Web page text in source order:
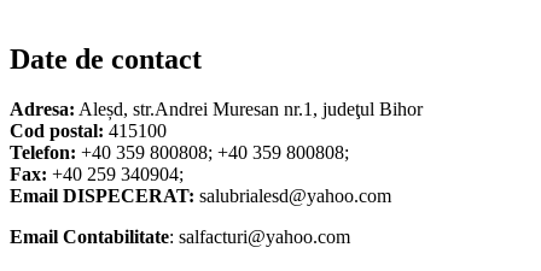
Date de contact
Adresa: Aleșd, str.Andrei Muresan nr.1, judeţul Bihor
Cod postal: 415100
Telefon: +40 359 800808; +40 359 800808;
Fax: +40 259 340904;
Email DISPECERAT: salubrialesd@yahoo.com
Email Contabilitate: salfacturi@yahoo.com